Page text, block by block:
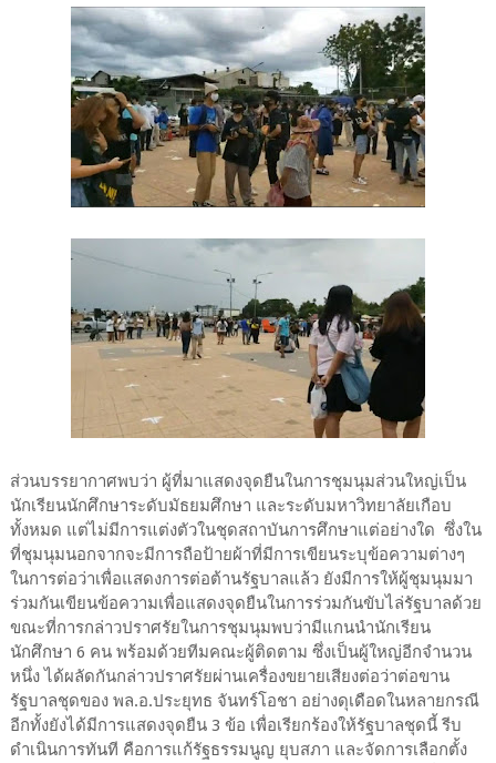
ส่วนบรรยากาศพบว่า ผู้ที่มาแสดงจุดยืนในการชุมนุมส่วนใหญ่เป็น
นักเรียนนักศึกษาระดับมัธยมศึกษา และระดับมหาวิทยาลัยเกือบ
ทั้งหมด แต่ไม่มีการแต่งตัวในชุดสถาบันการศึกษาแต่อย่างใด ซึ่งใน
ที่ชุมนุมนอกจากจะมีการถือป้ายผ้าที่มีการเขียนระบุข้อความต่างๆ
ในการต่อว่าเพื่อแสดงการต่อต้านรัฐบาลแล้ว ยังมีการให้ผู้ชุมนุมมา
ร่วมกันเขียนข้อความเพื่อแสดงจุดยืนในการร่วมกันขับไล่รัฐบาลด้วย
ขณะที่การกล่าวปราศรัยในการชุมนุมพบว่ามีแกนนำนักเรียน
นักศึกษา 6 คน พร้อมด้วยทีมคณะผู้ติดตาม ซึ่งเป็นผู้ใหญ่อีกจำนวน
หนึ่ง ได้ผลัดกันกล่าวปราศรัยผ่านเครื่องขยายเสียงต่อว่าต่อขาน
รัฐบาลชุดของ พล.อ.ประยุทธ จันทร์โอชา อย่างดุเดือดในหลายกรณี
อีกทั้งยังได้มีการแสดงจุดยืน 3 ข้อ เพื่อเรียกร้องให้รัฐบาลชุดนี้ รีบ
ดำเนินการทันที คือการแก้รัฐธรรมนูญ ยุบสภา และจัดการเลือกตั้ง